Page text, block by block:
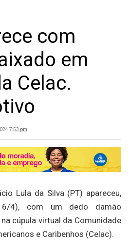
com
em
Celac.
7:53 pm
Lula da Silva (PT) apareceu,
4), com um dedo damão
cúpula virtual da Comunidade
e Caribenhos (Celac).